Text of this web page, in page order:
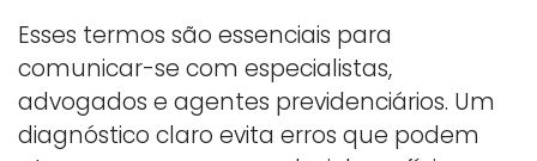
Esses termos são essenciais para
comunicar-se com especialistas,
advogados e agentes previdenciários. Um
diagnóstico claro evita erros que podem